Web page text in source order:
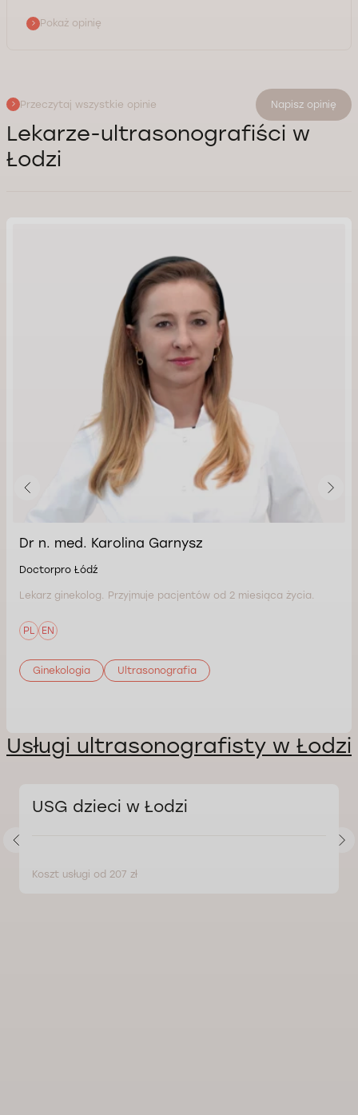
Pokaż opinię
Przeczytaj wszystkie opinie Napisz opinię
Lekarze-ultrasonografiści w
Łodzi
Dr n. med. Karolina Garnysz
Doctorpro Łódź
Lekarz ginekolog. Przyjmuje pacjentów od 2 miesiąca życia.
PL EN
Ginekologia Ultrasonografia
Usługi ultrasonografisty w Łodzi
USG dzieci w Łodzi
Koszt usługi od 207 zł